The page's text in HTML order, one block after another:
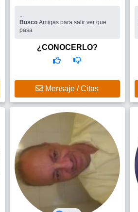
...
Busco Amigas para salir ver que
pasa
¿CONOCERLO?
Mensaje / Citas